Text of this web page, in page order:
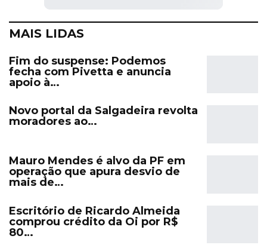
MAIS LIDAS
Fim do suspense: Podemos
fecha com Pivetta e anuncia
apoio à…
Novo portal da Salgadeira revolta
moradores ao…
Mauro Mendes é alvo da PF em
operação que apura desvio de
mais de…
Escritório de Ricardo Almeida
comprou crédito da Oi por R$
80…